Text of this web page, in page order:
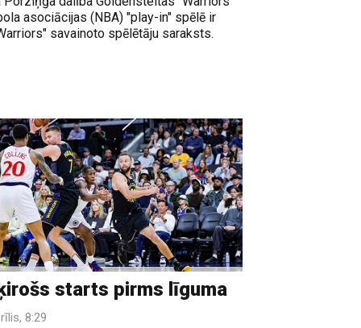
asociācijas (NBA) "play-in" spēlē ir
savainoto spēlētāju saraksts.
starts pirms līguma
8:29